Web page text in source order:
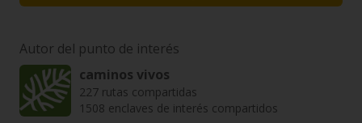
Autor del punto de interés
caminos vivos
227 rutas compartidas
1508 enclaves de interés compartidos